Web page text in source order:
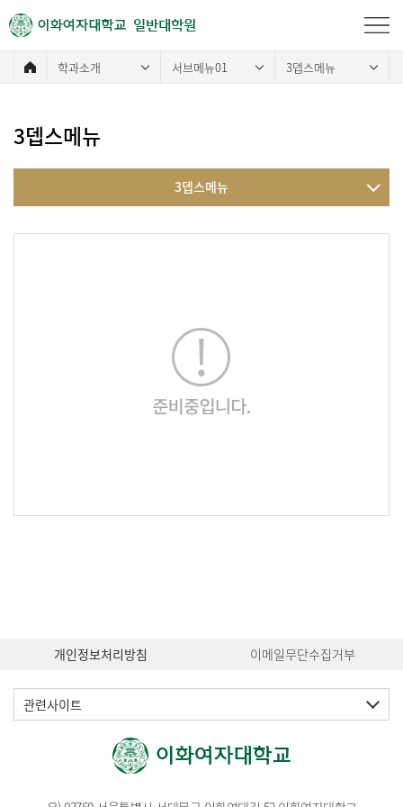
일반대학원
학과소개 서브메뉴01 3뎁스메뉴
3뎁스메뉴
3뎁스메뉴
개인정보처리방침 이메일무단수집거부
관련사이트